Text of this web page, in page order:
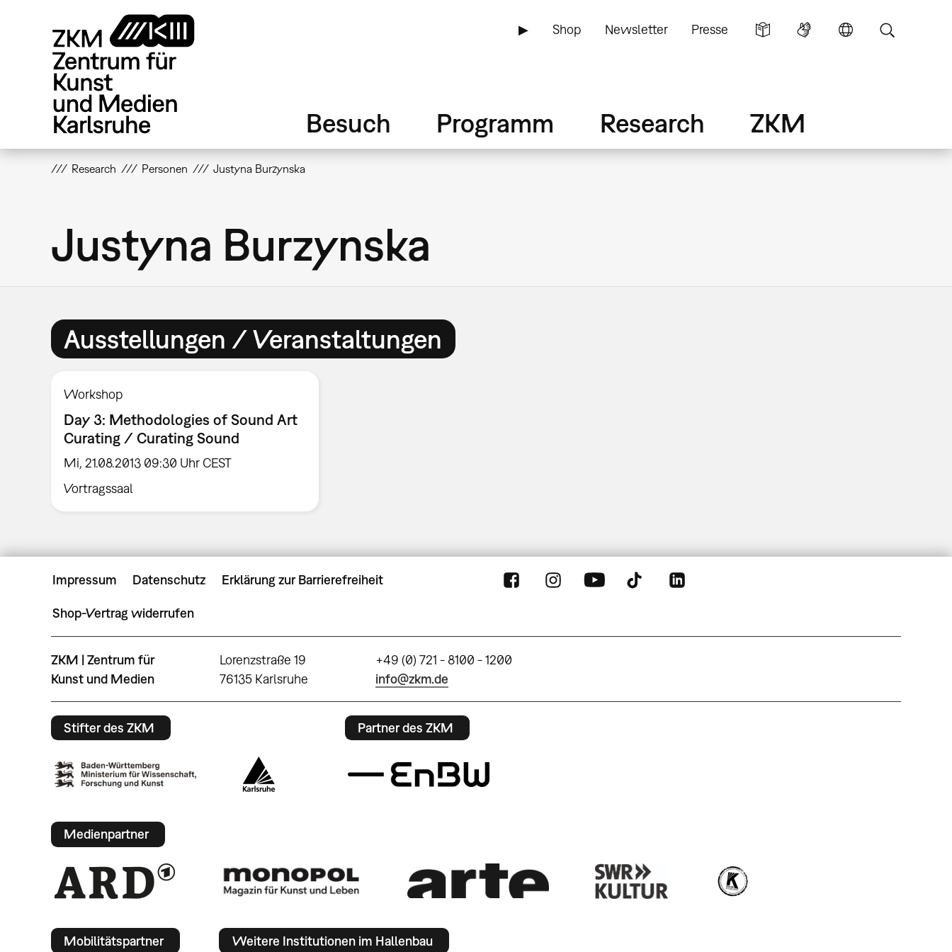
▶ Shop Newsletter Presse
Besuch Programm Research ZKM
Research Personen Justyna Burzynska
Justyna Burzynska
Ausstellungen / Veranstaltungen
Workshop
Day 3: Methodologies of Sound Art
Curating / Curating Sound
Mi, 21.08.2013 09:30 Uhr CEST
Vortragssaal
Impressum Datenschutz Erklärung zur Barrierefreiheit
Shop-Vertrag widerrufen
ZKM | Zentrum für
Kunst und Medien
Lorenzstraße 19
76135 Karlsruhe
+49 (0) 721 - 8100 - 1200
info@zkm.de
Stifter des ZKM Partner des ZKM
Medienpartner
Mobilitätspartner Weitere Institutionen im Hallenbau